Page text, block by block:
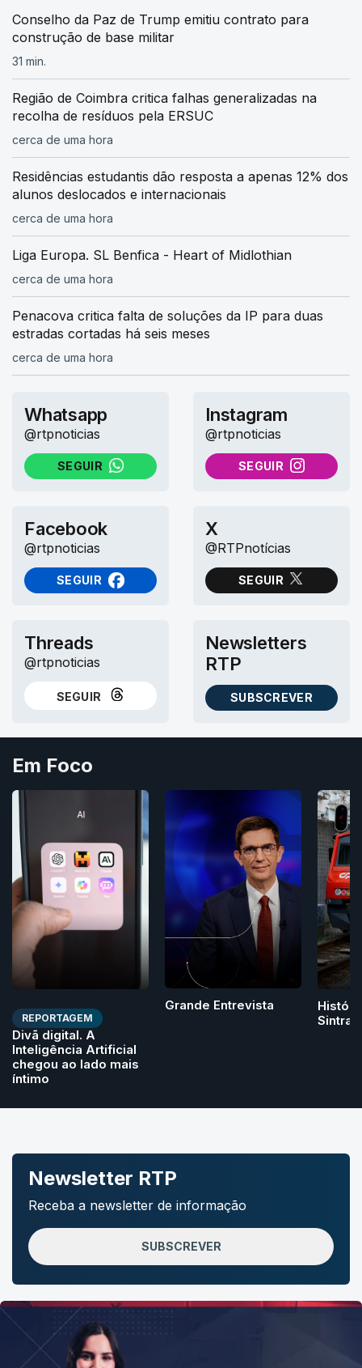
Conselho da Paz de Trump emitiu contrato para
construção de base militar
31 min.
Região de Coimbra critica falhas generalizadas na
recolha de resíduos pela ERSUC
cerca de uma hora
Residências estudantis dão resposta a apenas 12% dos
alunos deslocados e internacionais
cerca de uma hora
Liga Europa. SL Benfica - Heart of Midlothian
cerca de uma hora
Penacova critica falta de soluções da IP para duas
estradas cortadas há seis meses
cerca de uma hora
Whatsapp
@rtpnoticias
SEGUIR
NO WHATSAPP
Instagram
@rtpnoticias
SEGUIR
NO INSTAGRAM
Facebook
@rtpnoticias
SEGUIR
NO FACEBOOK
X
@RTPnotícias
SEGUIR
NO X (TWITTER)
Threads
@rtpnoticias
SEGUIR
NO THREADS
Newsletters
RTP
SUBSCREVER
AS NEWSLETTERS RTP
Em Foco
REPORTAGEM
Divã digital. A
Inteligência Artificial
chegou ao lado mais
íntimo
Grande Entrevista
Sintra
Newsletter RTP
Receba a newsletter de informação
SUBSCREVER